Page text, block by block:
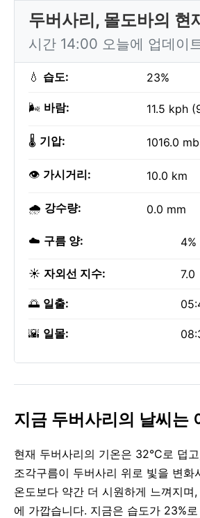
두버사리, 몰도바의 현
시간 14:00 오늘에 업데이
💧 습도: 23%
🌬️ 바람: 11.5 kph
🌡️ 기압: 1016.0 mb
👁️ 가시거리: 10.0 km
🌧️ 강수량: 0.0 mm
☁️ 구름 양: 4%
☀️ 자외선 지수: 7.0
🌅 일출:
🌇 일몰:
지금 두버사리의 날씨는
현재 두버사리의 기온은 32°C로 덥
조각구름이 두버사리 위로 빛을 변화
온도보다 약간 더 시원하게 느껴지며
에 가깝습니다. 지금은 습도가 23%